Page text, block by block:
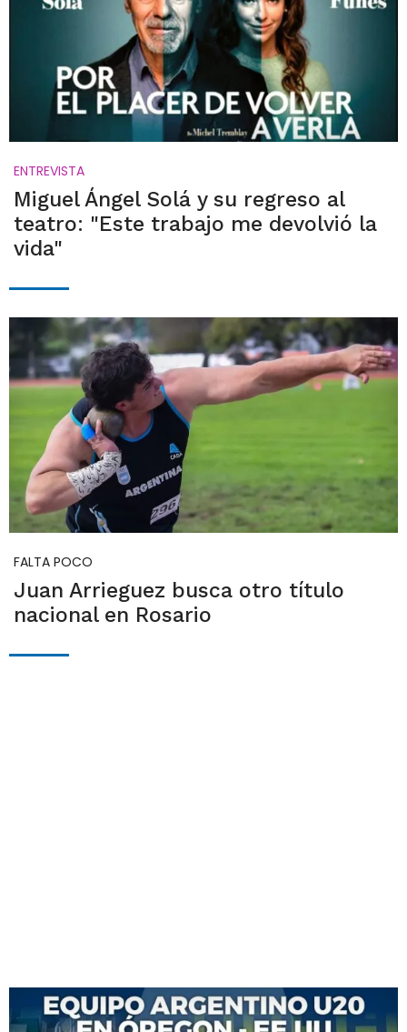
ENTREVISTA
Miguel Ángel Solá y su regreso al
teatro: "Este trabajo me devolvió la
vida"
FALTA POCO
Juan Arrieguez busca otro título
nacional en Rosario